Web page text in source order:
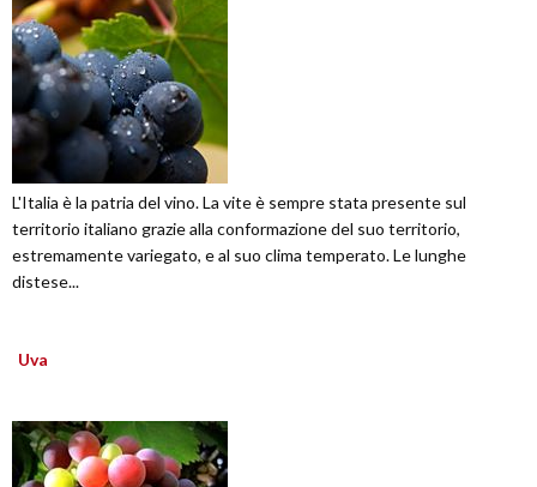
L'Italia è la patria del vino. La vite è sempre stata presente sul
territorio italiano grazie alla conformazione del suo territorio,
estremamente variegato, e al suo clima temperato. Le lunghe
distese...
Uva